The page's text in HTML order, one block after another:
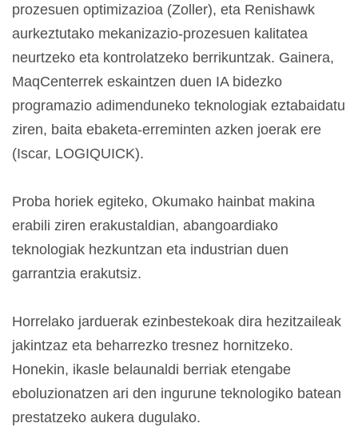
prozesuen optimizazioa (Zoller), eta Renishawk
aurkeztutako mekanizazio-prozesuen kalitatea
neurtzeko eta kontrolatzeko berrikuntzak. Gainera,
MaqCenterrek eskaintzen duen IA bidezko
programazio adimenduneko teknologiak eztabaidatu
ziren, baita ebaketa-erreminten azken joerak ere
(Iscar, LOGIQUICK).
Proba horiek egiteko, Okumako hainbat makina
erabili ziren erakustaldian, abangoardiako
teknologiak hezkuntzan eta industrian duen
garrantzia erakutsiz.
Horrelako jarduerak ezinbestekoak dira hezitzaileak
jakintzaz eta beharrezko tresnez hornitzeko.
Honekin, ikasle belaunaldi berriak etengabe
eboluzionatzen ari den ingurune teknologiko batean
prestatzeko aukera dugulako.